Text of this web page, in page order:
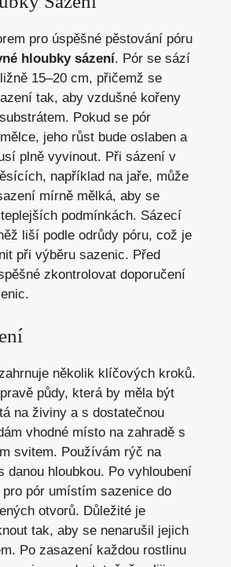
pro úspěšné pěstování póru
hloubky sázení. Pór se sází
15–20 cm, přičemž se
tak, aby vzdušné kořeny
Pokud se pór
jeho růst bude oslaben a
plně vyvinout. Při sázení v
například na jaře, může
mírně mělká, aby se
podmínkách. Sázecí
liší podle odrůdy póru, což je
při výběru sazenic. Před
zkontrolovat doporučení
několik klíčových kroků.
půdy, která by měla být
na živiny a s dostatečnou
vhodné místo na zahradě s
svitem. Používám rýč na
danou hloubkou. Po vyhloubení
pór umístím sazenice do
otvorů. Důležité je
tak, aby se nenarušil jejich
Po zasazení každou rostlinu